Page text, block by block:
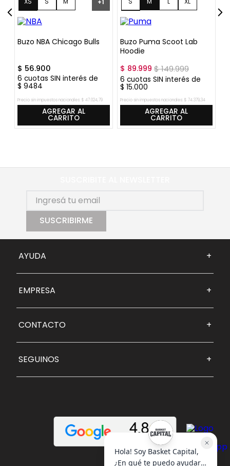
L
Buzo NBA Chicago Bulls
$ 56.900
6 cuotas SIN interés de
$ 9484
Precio sin impuestos nacionales: $ 47.024,79
AGREGAR AL
CARRITO
XXL
Buzo Puma Scoot Lab
Hoodie
$ 89.999 $149.999
6 cuotas SIN interés de
$ 15.000
Precio sin impuestos nacionales: $ 74.379,34
AGREGAR AL
CARRITO
SUSCRIBIRME
AYUDA +
EMPRESA +
CONTACTO +
SEGUINOS +